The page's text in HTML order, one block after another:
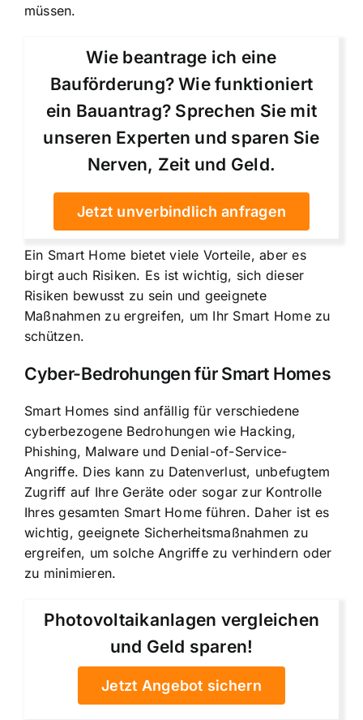
müssen.
Wie beantrage ich eine
Bauförderung? Wie funktioniert
ein Bauantrag? Sprechen Sie mit
unseren Experten und sparen Sie
Nerven, Zeit und Geld.
Jetzt unverbindlich anfragen
Ein Smart Home bietet viele Vorteile, aber es
birgt auch Risiken. Es ist wichtig, sich dieser
Risiken bewusst zu sein und geeignete
Maßnahmen zu ergreifen, um Ihr Smart Home zu
schützen.
Cyber-Bedrohungen für Smart Homes
Smart Homes sind anfällig für verschiedene
cyberbezogene Bedrohungen wie Hacking,
Phishing, Malware und Denial-of-Service-
Angriffe. Dies kann zu Datenverlust, unbefugtem
Zugriff auf Ihre Geräte oder sogar zur Kontrolle
Ihres gesamten Smart Home führen. Daher ist es
wichtig, geeignete Sicherheitsmaßnahmen zu
ergreifen, um solche Angriffe zu verhindern oder
zu minimieren.
Photovoltaikanlagen vergleichen
und Geld sparen!
Jetzt Angebot sichern